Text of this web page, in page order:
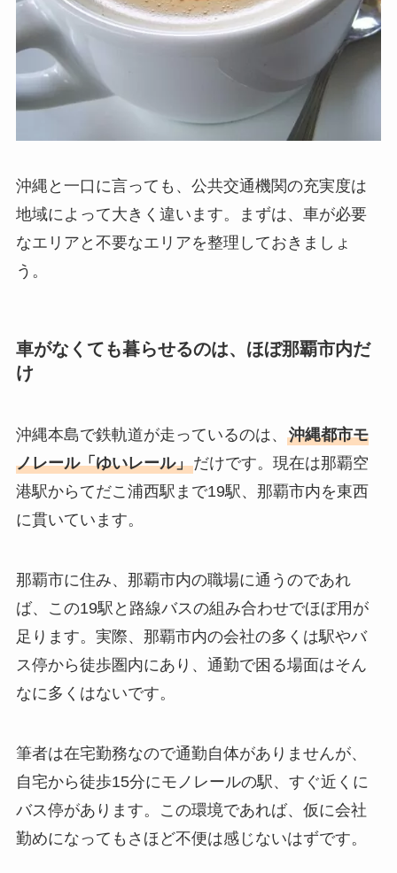
沖縄と一口に言っても、公共交通機関の充実度は
地域によって大きく違います。まずは、車が必要
なエリアと不要なエリアを整理しておきましょ
う。
車がなくても暮らせるのは、ほぼ那覇市内だ
け
沖縄本島で鉄軌道が走っているのは、 沖縄都市モ
ノレール「ゆいレール」だけです。現在は那覇空
港駅からてだこ浦西駅まで19駅、那覇市内を東西
に貫いています。
那覇市に住み、那覇市内の職場に通うのであれ
ば、この19駅と路線バスの組み合わせでほぼ用が
足ります。実際、那覇市内の会社の多くは駅やバ
ス停から徒歩圏内にあり、通勤で困る場面はそん
なに多くはないです。
筆者は在宅勤務なので通勤自体がありませんが、
自宅から徒歩15分にモノレールの駅、すぐ近くに
バス停があります。この環境であれば、仮に会社
勤めになってもさほど不便は感じないはずです。